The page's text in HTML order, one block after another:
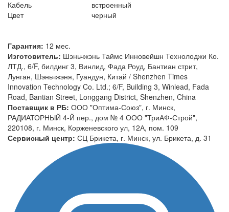
Кабель
встроенный
Цвет
черный
Гарантия: 12 мес.
Изготовитель: Шэньчжэнь Таймс Инновейшн Технолоджи Ко.
ЛТД., 6/F, билдинг 3, Винлид, Фада Роуд, Бантиан стрит,
Лунган, Шэньчжэня, Гуандун, Китай / Shenzhen Times
Innovation Technology Co. Ltd.; 6/F, Building 3, Winlead, Fada
Road, Bantian Street, Longgang District, Shenzhen, China
Поставщик в РБ: ООО "Оптима-Союз", г. Минск,
РАДИАТОРНЫЙ 4-Й пер., дом № 4 ООО "ТриАФ-Строй",
220108, г. Минск, Корженевского ул, 12А, пом. 109
Сервисный центр: СЦ Брикета, г. Минск, ул. Брикета, д. 31